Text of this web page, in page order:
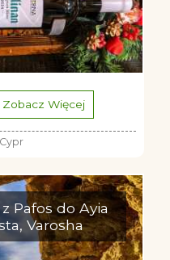
Zobacz Więcej
Pafos do Ayia
Varosha